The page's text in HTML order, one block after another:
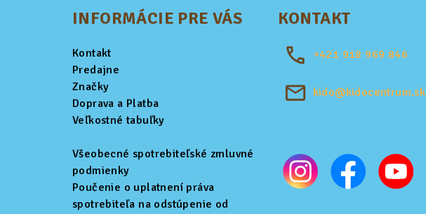
INFORMÁCIE PRE VÁS
Kontakt
Predajne
Značky
Doprava a Platba
Veľkostné tabuľky
Všeobecné spotrebiteľské zmluvné
podmienky
Poučenie o uplatnení práva
spotrebiteľa na odstúpenie od
KONTAKT
+421 918 969 846
kido@kidocentrum.sk